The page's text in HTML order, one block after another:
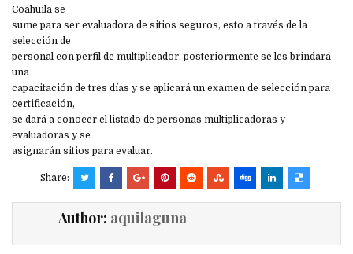
Coahuila se
sume para ser evaluadora de sitios seguros, esto a través de la
selección de
personal con perfil de multiplicador, posteriormente se les brindará
una
capacitación de tres días y se aplicará un examen de selección para
certificación,
se dará a conocer el listado de personas multiplicadoras y
evaluadoras y se
asignarán sitios para evaluar.
Share:
Author: aquilaguna